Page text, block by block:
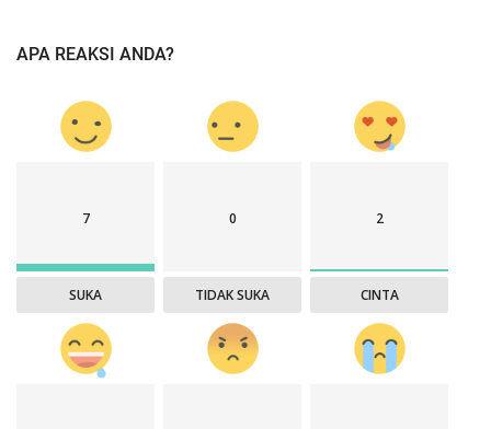
APA REAKSI ANDA?
7
SUKA
0
TIDAK SUKA
2
CINTA